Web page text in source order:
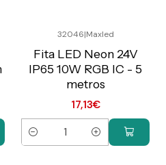
C/IVA
32046|Maxled
Fita LED Neon 24V
IP65 10W RGB IC - 5
metros
17,13€
Quantidade